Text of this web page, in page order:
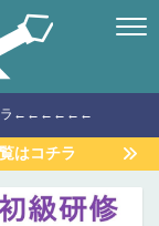
チラ←←←←←←
はコチラ